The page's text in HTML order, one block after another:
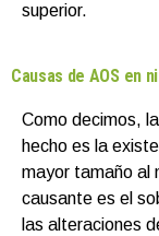
superior.
Causas de AOS en
Como decimos,
hecho es la
mayor tamaño al
causante es el
las alteraciones